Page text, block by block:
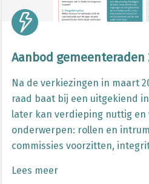
Aanbod gemeenteraden
Na de verkiezingen in maart
raad baat bij een uitgekiend
later kan verdieping nuttig en
onderwerpen: rollen en
commissies voorzitten,
Lees meer